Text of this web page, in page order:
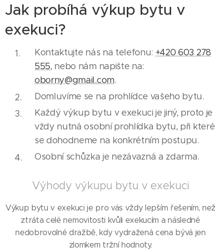
Jak probíhá výkup bytu v
exekuci?
Kontaktujte nás na telefonu: +420 603 278
555, nebo nám napište na:
oborny@gmail.com.
Domluvíme se na prohlídce vašeho bytu.
Každý výkup bytu v exekuci je jiný, proto je
vždy nutná osobní prohlídka bytu, při které
se dohodneme na konkrétním postupu.
Osobní schůzka je nezávazná a zdarma.
Výhody výkupu bytu v exekuci
Výkup bytu v exekuci je pro vás vždy lepším řešením, než
ztráta celé nemovitosti kvůli exekucím a následné
nedobrovolné dražbě, kdy vydražená cena bývá jen
zlomkem tržní hodnoty.